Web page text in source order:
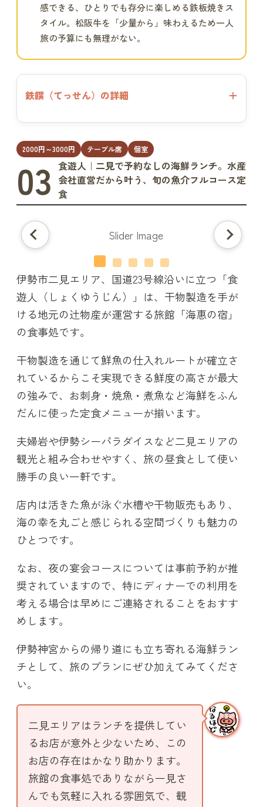
感できる、ひとりでも存分に楽しめる鉄板焼きス
タイル。松阪牛を「少量から」味わえるため一人
旅の予算にも無理がない。
鉄饌（てっせん）の詳細
2000円～3000円 テーブル席 個室
03 食遊人｜二見で予約なしの海鮮ランチ。水産
会社直営だから叶う、旬の魚介フルコース定
食
伊勢市二見エリア、国道23号線沿いに立つ「食
遊人（しょくゆうじん）」は、干物製造を手が
ける地元の辻物産が運営する旅館「海惠の宿」
の食事処です。
干物製造を通じて鮮魚の仕入れルートが確立さ
れているからこそ実現できる鮮度の高さが最大
の強みで、お刺身・焼魚・煮魚など海鮮をふん
だんに使った定食メニューが揃います。
夫婦岩や伊勢シーパラダイスなど二見エリアの
観光と組み合わせやすく、旅の昼食として使い
勝手の良い一軒です。
店内は活きた魚が泳ぐ水槽や干物販売もあり、
海の幸を丸ごと感じられる空間づくりも魅力の
ひとつです。
なお、夜の宴会コースについては事前予約が推
奨されていますので、特にディナーでの利用を
考える場合は早めにご連絡されることをおすす
めします。
伊勢神宮からの帰り道にも立ち寄れる海鮮ラン
チとして、旅のプランにぜひ加えてみてくださ
い。
二見エリアはランチを提供してい
るお店が意外と少ないため、この
お店の存在はかなり助かります。
旅館の食事処でありながら一見さ
んでも気軽に入れる雰囲気で、観